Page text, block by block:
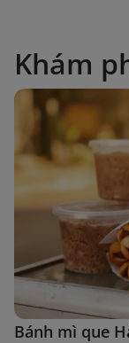
Khám
Bánh mì que